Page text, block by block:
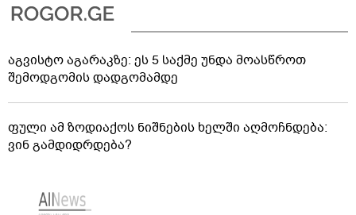
აგვისტო აგარაკზე: ეს 5 საქმე უნდა მოასწროთ
შემოდგომის დადგომამდე
ფული ამ ზოდიაქოს ნიშნების ხელში აღმოჩნდება:
ვინ გამდიდრდება?